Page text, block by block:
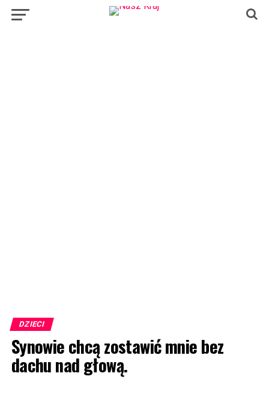
DZIECI
Synowie chcą zostawić mnie bez
dachu nad głową.